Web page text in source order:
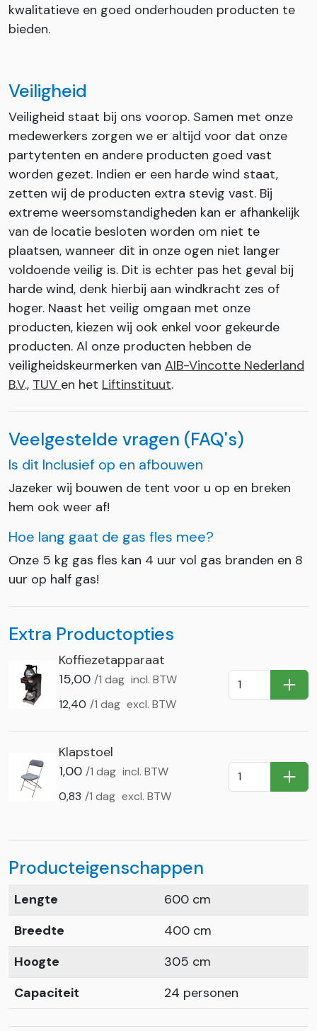
kwalitatieve en goed onderhouden producten te
bieden.
Veiligheid
Veiligheid staat bij ons voorop. Samen met onze
medewerkers zorgen we er altijd voor dat onze
partytenten en andere producten goed vast
worden gezet. Indien er een harde wind staat,
zetten wij de producten extra stevig vast. Bij
extreme weersomstandigheden kan er afhankelijk
van de locatie besloten worden om niet te
plaatsen, wanneer dit in onze ogen niet langer
voldoende veilig is. Dit is echter pas het geval bij
harde wind, denk hierbij aan windkracht zes of
hoger. Naast het veilig omgaan met onze
producten, kiezen wij ook enkel voor gekeurde
producten. Al onze producten hebben de
veiligheidskeurmerken van AIB-Vincotte Nederland
B.V., TUV en het Liftinstituut.
Veelgestelde vragen (FAQ's)
Is dit Inclusief op en afbouwen
Jazeker wij bouwen de tent voor u op en breken
hem ook weer af!
Hoe lang gaat de gas fles mee?
Onze 5 kg gas fles kan 4 uur vol gas branden en 8
uur op half gas!
Extra Productopties
Koffiezetapparaat
15,00 /1 dag incl. BTW
12,40 /1 dag excl. BTW
In
Klapstoel
1,00 /1 dag incl. BTW
0,83 /1 dag excl. BTW
In
Producteigenschappen
Lengte
600 cm
Breedte
400 cm
Hoogte
305 cm
Capaciteit
24 personen